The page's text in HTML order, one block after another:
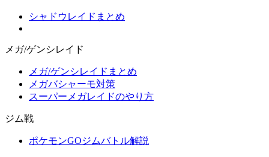
シャドウレイドまとめ
メガ/ゲンシレイド
メガ/ゲンシレイドまとめ
メガバシャーモ対策
スーパーメガレイドのやり方
ジム戦
ポケモンGOジムバトル解説